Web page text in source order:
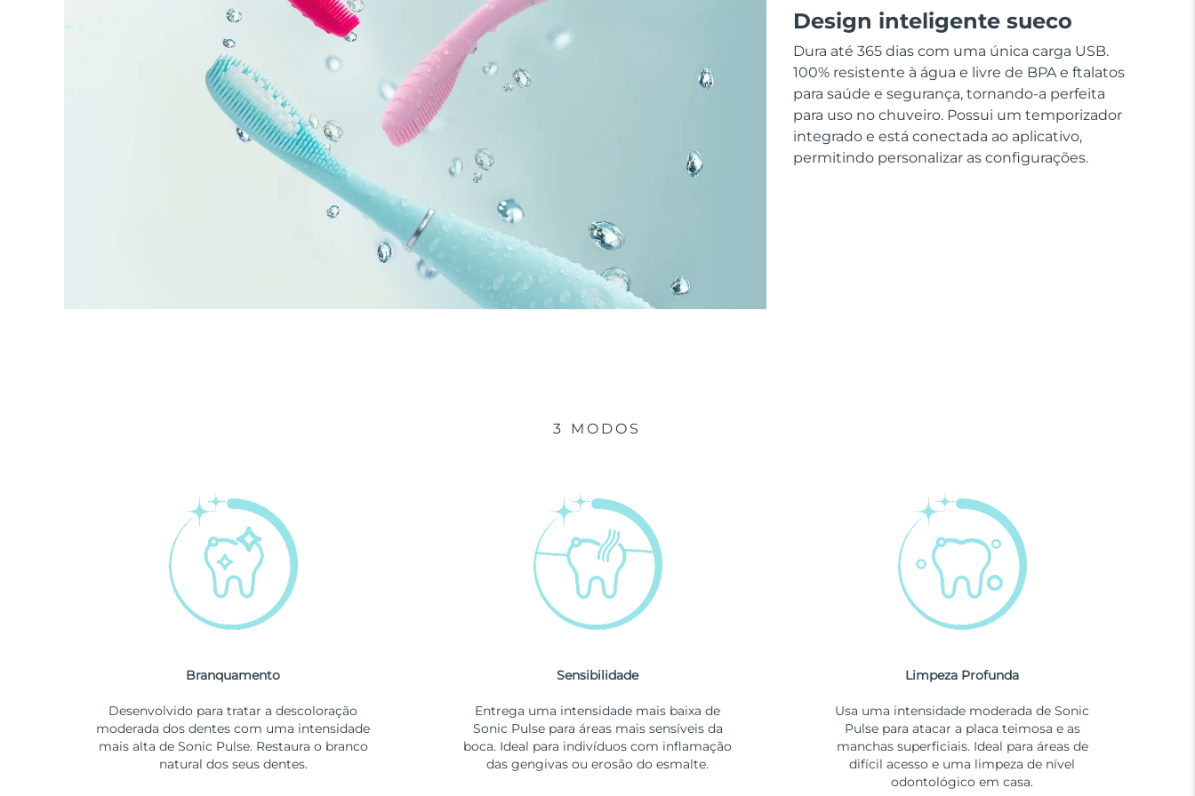
Design inteligente sueco
Dura até 365 dias com uma única carga USB.
100% resistente à água e livre de BPA e ftalatos
para saúde e segurança, tornando-a perfeita
para uso no chuveiro. Possui um temporizador
integrado e está conectada ao aplicativo,
permitindo personalizar as configurações.
3 MODOS
Branquamento
Desenvolvido para tratar a descoloração
moderada dos dentes com uma intensidade
mais alta de Sonic Pulse. Restaura o branco
natural dos seus dentes.
Sensibilidade
Entrega uma intensidade mais baixa de
Sonic Pulse para áreas mais sensíveis da
boca. Ideal para indivíduos com inflamação
das gengivas ou erosão do esmalte.
Limpeza Profunda
Usa uma intensidade moderada de Sonic
Pulse para atacar a placa teimosa e as
manchas superficiais. Ideal para áreas de
difícil acesso e uma limpeza de nível
odontológico em casa.